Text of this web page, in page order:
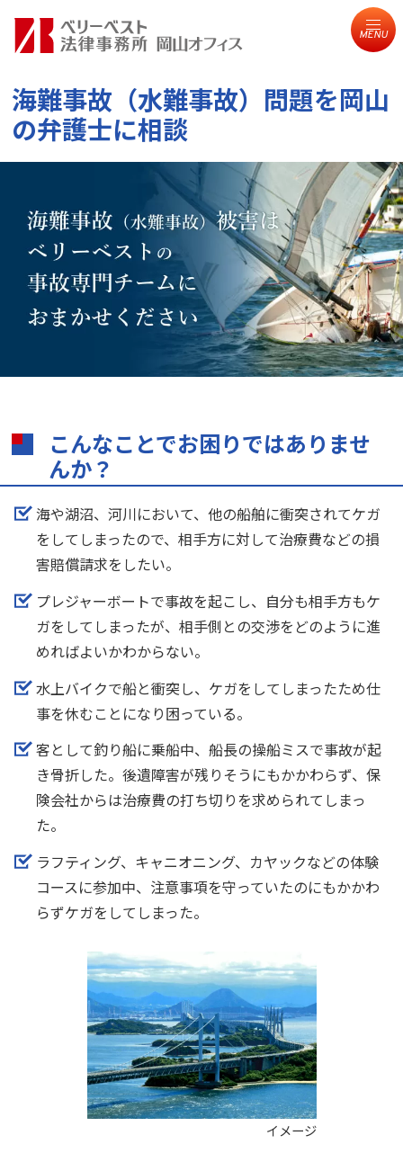
MENU
海難事故（水難事故）問題を岡山
の弁護士に相談
こんなことでお困りではありませ
んか？
海や湖沼、河川において、他の船舶に衝突されてケガ
をしてしまったので、相手方に対して治療費などの損
害賠償請求をしたい。
プレジャーボートで事故を起こし、自分も相手方もケ
ガをしてしまったが、相手側との交渉をどのように進
めればよいかわからない。
水上バイクで船と衝突し、ケガをしてしまったため仕
事を休むことになり困っている。
客として釣り船に乗船中、船長の操船ミスで事故が起
き骨折した。後遺障害が残りそうにもかかわらず、保
険会社からは治療費の打ち切りを求められてしまっ
た。
ラフティング、キャニオニング、カヤックなどの体験
コースに参加中、注意事項を守っていたのにもかかわ
らずケガをしてしまった。
イメージ